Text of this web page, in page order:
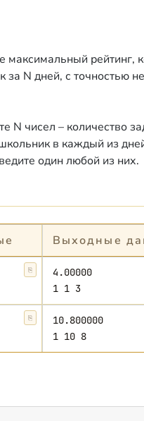
максимальный рейтинг,
за N дней, с точностью
N чисел – количество
в каждый из
один любой из них.
Выходные
⎘ Копировать
4.00000
⎘ Копировать
10.800000